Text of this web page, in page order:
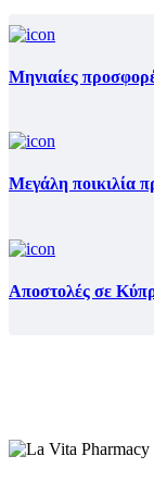
Μηνιαίες
Μεγάλη ποικιλία
Αποστολές σε